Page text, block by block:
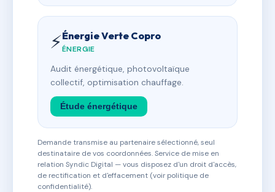
⚡Énergie Verte Copro
ÉNERGIE
Audit énergétique, photovoltaïque
collectif, optimisation chauffage.
Étude énergétique
Demande transmise au partenaire sélectionné, seul
destinataire de vos coordonnées. Service de mise en
relation Syndic Digital — vous disposez d'un droit d'accès,
de rectification et d'effacement (voir politique de
confidentialité).